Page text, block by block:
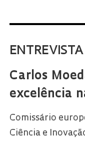
ENTREVISTA
Carlos
excelência
Comissário
Ciência e